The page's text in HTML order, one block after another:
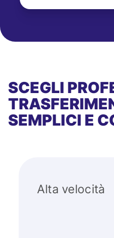
SCEGLI
SEMPLICI E
Alta velocità